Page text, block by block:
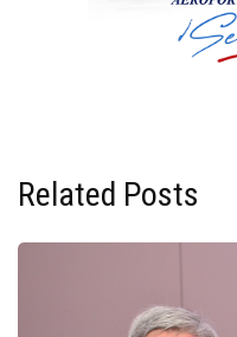
Related Posts